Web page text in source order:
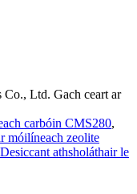
Ltd. Gach ceart ar
carbóin CMS280,
móilíneach zeolite
Desiccant athsholáthair le